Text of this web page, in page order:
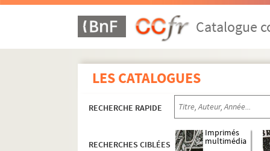
Catalogue
LES CATALOGUES
RECHERCHE RAPIDE
RECHERCHES CIBLÉES
Imprimés
multimédia